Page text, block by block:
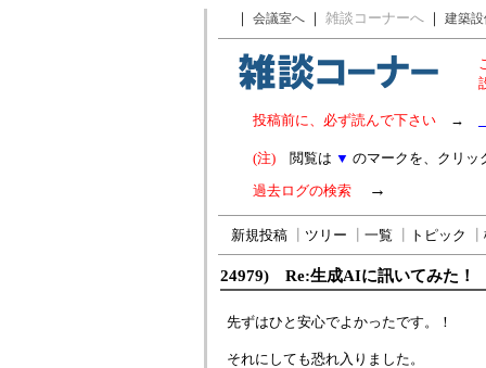
｜ 会議室へ ｜ 雑談コーナーへ ｜ 建築
投稿前に、必ず読んで下さい →
(注) 閲覧は ▼ のマークを、クリッ
過去ログの検索 →
新規投稿 ツリー 一覧 トピック
24979) Re:生成AIに訊いてみた！
先ずはひと安心でよかったです。！
それにしても恐れ入りました。